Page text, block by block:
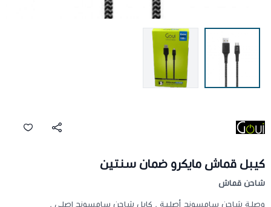
كيبل قماش مايكرو ضمان سنتين
شاحن قماش
وصلة شاحن سامسونج أصلية , كابل شاحن سامسونج اصلي ,